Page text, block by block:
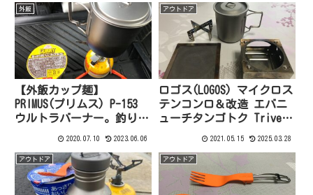
外飯
【外飯カップ麺】
PRIMUS(プリムス) P-153
ウルトラバーナー。釣りに
2020.07.10 2023.06.06
アウトドア
ロゴス(LOGOS) マイクロス
テンコンロ＆改造 エバニ
ューチタンゴトク TriveTi
2021.05.15 2025.03.28
アウトドア アウトドア